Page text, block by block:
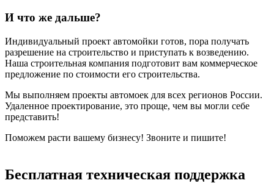
И что же дальше?
Индивидуальный проект автомойки готов, пора получать
разрешение на строительство и приступать к возведению.
Наша строительная компания подготовит вам коммерческое
предложение по стоимости его строительства.
Мы выполняем проекты автомоек для всех регионов России.
Удаленное проектирование, это проще, чем вы могли себе
представить!
Поможем расти вашему бизнесу! Звоните и пишите!
Бесплатная техническая поддержка